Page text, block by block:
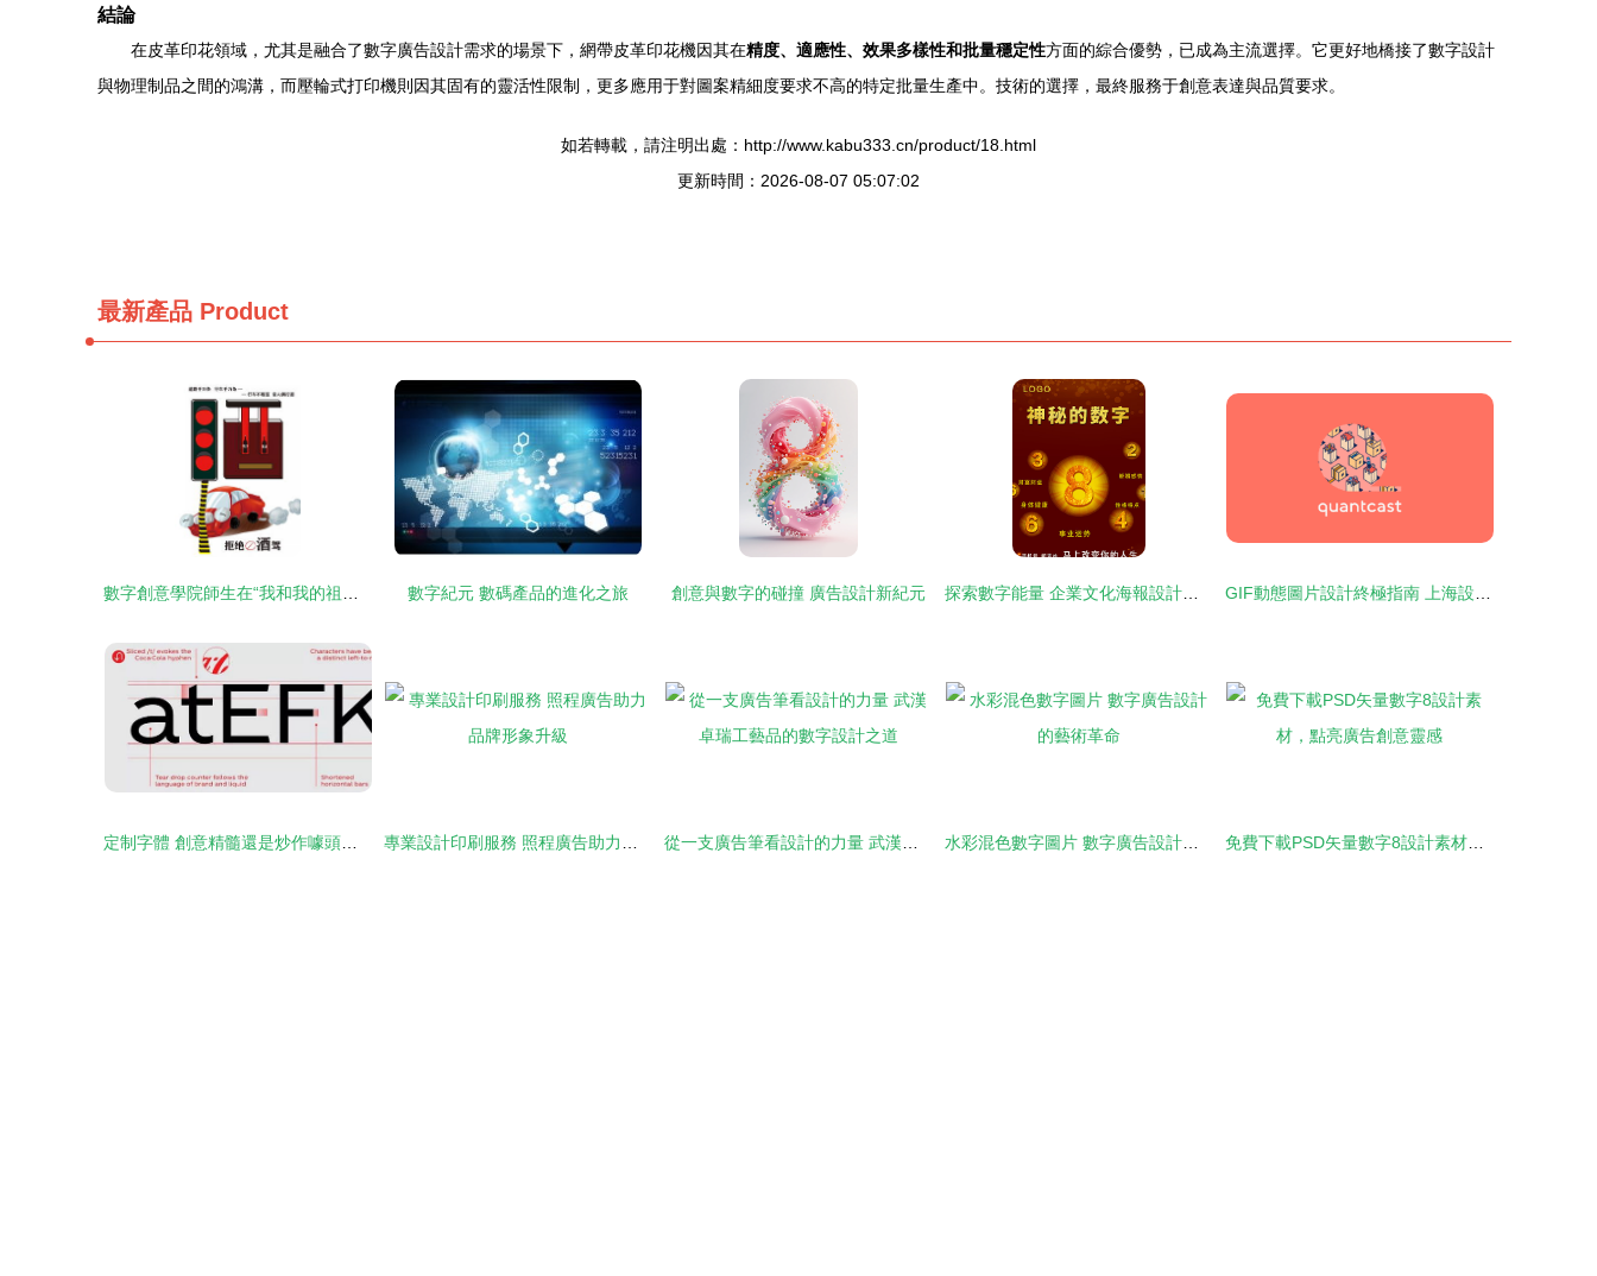
結論
在皮革印花領域，尤其是融合了數字廣告設計需求的場景下，網帶皮革印花機因其在精度、適應性、效果多樣性和批量穩定性方面的綜合優勢，已成為主流選擇。它更好地橋接了數字設計
與物理制品之間的鴻溝，而壓輪式打印機則因其固有的靈活性限制，更多應用于對圖案精細度要求不高的特定批量生產中。技術的選擇，最終服務于創意表達與品質要求。
如若轉載，請注明出處：http://www.kabu333.cn/product/18.html
更新時間：2026-08-07 05:07:02
最新產品 Product
數字紀元 數碼產品的進化之旅 創意與數字的碰撞 廣告設計新紀元